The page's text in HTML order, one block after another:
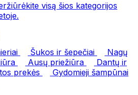
visą šios kategorijos
Šukos ir šepečiai
Nagų
Ausų priežiūra
Dantų ir
prekės
Gydomieji šampūnai